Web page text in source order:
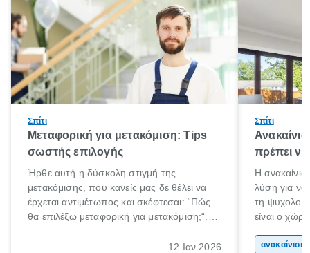
Σπίτι
Μεταφορική για μετακόμιση: Tips
σωστής επιλογής
Ήρθε αυτή η δύσκολη στιγμή της
μετακόμισης, που κανείς μας δε θέλει να
έρχεται αντιμέτωπος και σκέφτεσαι: “Πώς
θα επιλέξω μεταφορική για μετακόμιση;“.
ξεκινάς τις απαραίτητες ετοιμασίες,12 Ιαν 2026
Σπίτι
πρέπει να
Η
λύση για να
τη
είναι ο
Επομένως,